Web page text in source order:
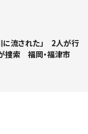
に流された」 2人が行
捜索 福岡・福津市